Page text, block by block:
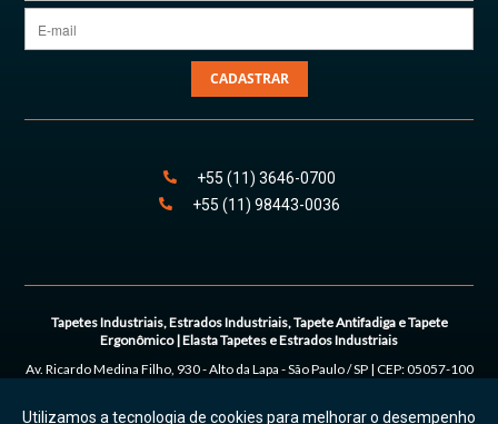
CADASTRAR
+55 (11) 3646-0700
+55 (11) 98443-0036
Tapetes Industriais, Estrados Industriais, Tapete Antifadiga e Tapete
Ergonômico | Elasta Tapetes e Estrados Industriais
Av. Ricardo Medina Filho, 930 - Alto da Lapa -São Paulo/SP| CEP:05057-100
Utilizamos a tecnologia de cookies para melhorar o desempenho